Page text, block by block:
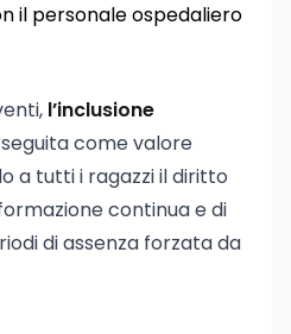
il personale ospedaliero
l’inclusione
come valore
a tutti i ragazzi il diritto
continua e di
di assenza forzata da